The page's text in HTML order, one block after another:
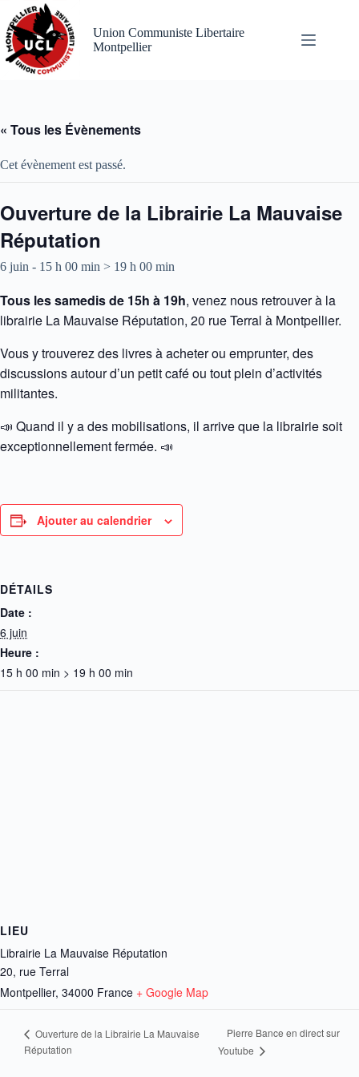
Passer
au
contenu
Union Communiste Libertaire
Montpellier
« Tous les Évènements
Cet évènement est passé.
Ouverture de la Librairie La Mauvaise
Réputation
6 juin - 15 h 00 min > 19 h 00 min
Tous les samedis de 15h à 19h, venez nous retrouver à la
librairie La Mauvaise Réputation, 20 rue Terral à Montpellier.
Vous y trouverez des livres à acheter ou emprunter, des
discussions autour d’un petit café ou tout plein d’activités
militantes.
📣 Quand il y a des mobilisations, il arrive que la librairie soit
exceptionnellement fermée. 📣
Ajouter au calendrier
DÉTAILS
Date :
6 juin
Heure :
15 h 00 min > 19 h 00 min
LIEU
Librairie La Mauvaise Réputation
20, rue Terral
Montpellier, 34000 France + Google Map
Ouverture de la Librairie La Mauvaise
Réputation
Pierre Bance en direct sur
Youtube